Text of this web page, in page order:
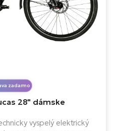
zadarmo
28" dámske
vyspelý elektrický